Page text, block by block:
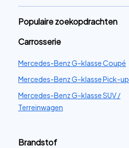
Populaire zoekopdrachten
Carrosserie
Mercedes-Benz G-klasse Coupé
Mercedes-Benz G-klasse Pick-up
Mercedes-Benz G-klasse SUV /
Terreinwagen
Brandstof